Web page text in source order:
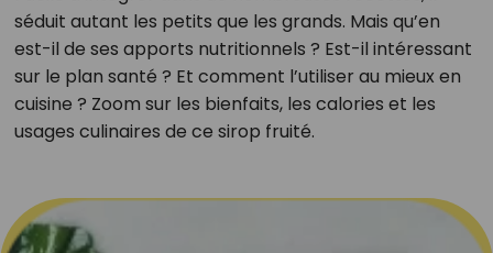
séduit autant les petits que les grands. Mais qu’en
est-il de ses apports nutritionnels ? Est-il intéressant
sur le plan santé ? Et comment l’utiliser au mieux en
cuisine ? Zoom sur les bienfaits, les calories et les
usages culinaires de ce sirop fruité.